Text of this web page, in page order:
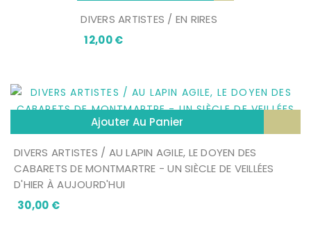
DIVERS ARTISTES / EN RIRES
12,00 €Prix
Ajouter Au Panier
DIVERS ARTISTES / AU LAPIN AGILE, LE DOYEN DES
CABARETS DE MONTMARTRE - UN SIÈCLE DE VEILLÉES
D'HIER À AUJOURD'HUI
30,00 €Prix